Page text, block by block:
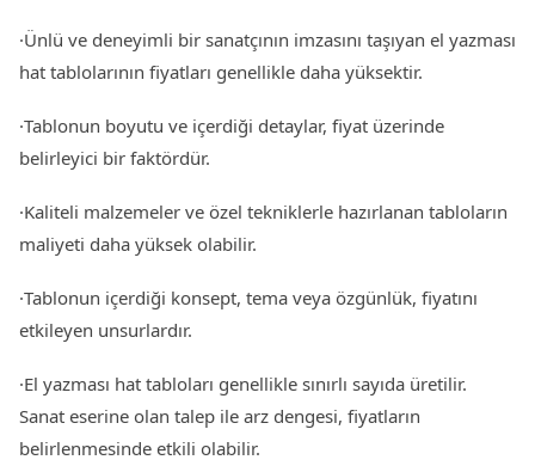
·Ünlü ve deneyimli bir sanatçının imzasını taşıyan el yazması
hat tablolarının fiyatları genellikle daha yüksektir.
·Tablonun boyutu ve içerdiği detaylar, fiyat üzerinde
belirleyici bir faktördür.
·Kaliteli malzemeler ve özel tekniklerle hazırlanan tabloların
maliyeti daha yüksek olabilir.
·Tablonun içerdiği konsept, tema veya özgünlük, fiyatını
etkileyen unsurlardır.
·El yazması hat tabloları genellikle sınırlı sayıda üretilir.
Sanat eserine olan talep ile arz dengesi, fiyatların
belirlenmesinde etkili olabilir.